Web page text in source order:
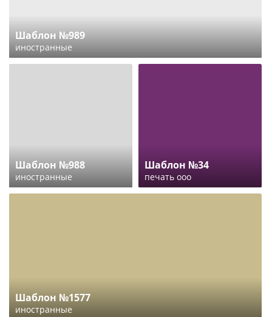
Шаблон №989
иностранные
Шаблон №988
иностранные
Шаблон №34
печать ооо
Шаблон №1577
иностранные